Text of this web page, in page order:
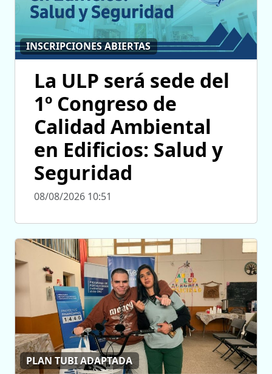
INSCRIPCIONES ABIERTAS
La ULP será sede del
1º Congreso de
Calidad Ambiental
en Edificios: Salud y
Seguridad
08/08/2026 10:51
PLAN TUBI ADAPTADA